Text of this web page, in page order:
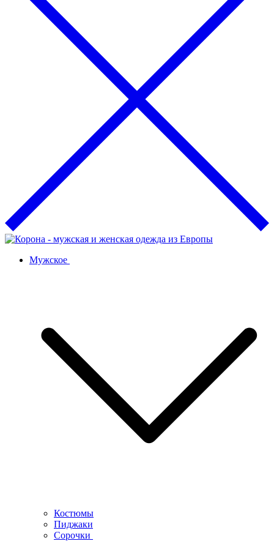
Мужское
Костюмы
Пиджаки
Сорочки